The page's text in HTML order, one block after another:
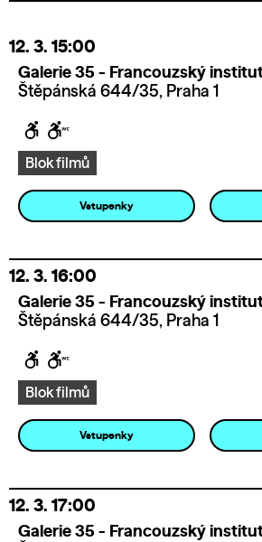
12. 3. 15:00
Galerie 35 - Francouzský
Štěpánská 644/35, Praha 1
Blok filmů
Vstupenky
12. 3. 16:00
Galerie 35 - Francouzský
Štěpánská 644/35, Praha 1
Blok filmů
Vstupenky
12. 3. 17:00
Galerie 35 - Francouzský